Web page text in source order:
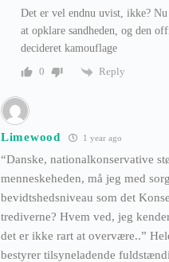
Det er vel endnu uvist, ikke?
at opklare sandheden, og den
decideret kamouflage
0
Reply
Limewood 1 year ago
“Danske, nationalkonservative
menneskeheden, må jeg med
bevidtshedsniveau som det
trediverne? Hvem ved, jeg
det er ikke rart at overvære..”
bestyrer tilsyneladende